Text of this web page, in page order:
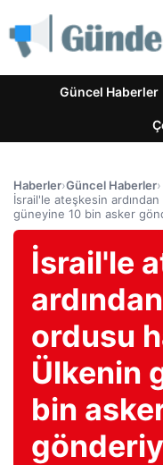
Güncel Haberler
Haberler›Güncel Haberler›
İsrail'le ateşkesin
güneyine 10 bin asker
İsrail'le
ordusu
Ülkenin
bin